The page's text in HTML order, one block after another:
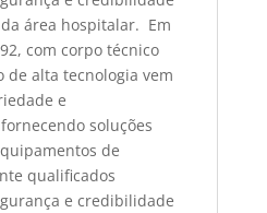
área hospitalar. Em
com corpo técnico
de alta tecnologia vem
e
soluções
de
qualificados
e credibilidade